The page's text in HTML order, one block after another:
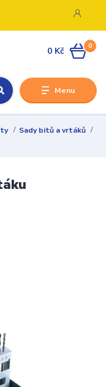
Menu
0
0 Kč
Sady bitů a vrtáků